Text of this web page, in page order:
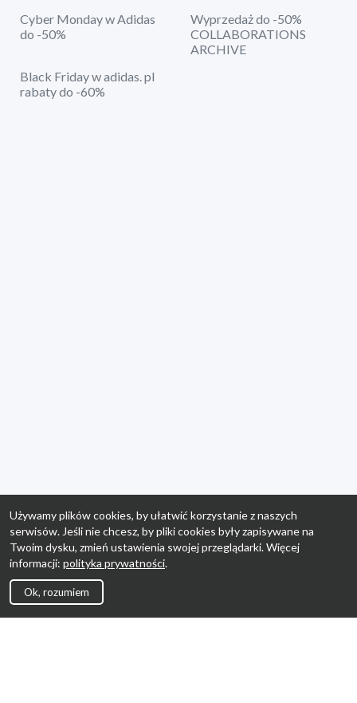
Cyber Monday w Adidas
do -50%
Wyprzedaż do -50%
COLLABORATIONS
ARCHIVE
Black Friday w adidas. pl
rabaty do -60%
Używamy plików cookies, by ułatwić korzystanie z naszych
serwisów. Jeśli nie chcesz, by pliki cookies były zapisywane na
Twoim dysku, zmień ustawienia swojej przeglądarki. Więcej
informacji: polityka prywatności.
Ok, rozumiem